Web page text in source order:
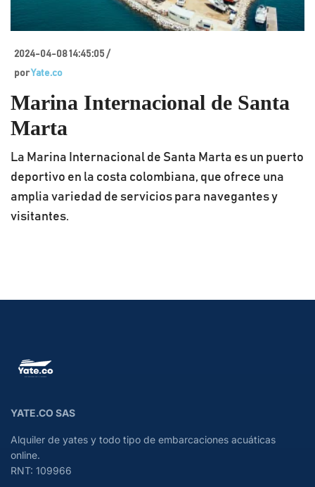
2024-04-08 14:45:05 /
porYate.co
Marina Internacional de Santa
Marta
La Marina Internacional de Santa Marta es un puerto
deportivo en la costa colombiana, que ofrece una
amplia variedad de servicios para navegantes y
visitantes.
YATE.CO SAS
Alquiler de yates y todo tipo de embarcaciones acuáticas
online.
RNT: 109966